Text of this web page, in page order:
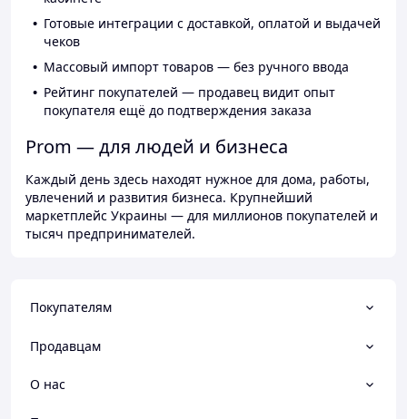
Готовые интеграции с доставкой, оплатой и выдачей
чеков
Массовый импорт товаров — без ручного ввода
Рейтинг покупателей — продавец видит опыт
покупателя ещё до подтверждения заказа
Prom — для людей и бизнеса
Каждый день здесь находят нужное для дома, работы,
увлечений и развития бизнеса. Крупнейший
маркетплейс Украины — для миллионов покупателей и
тысяч предпринимателей.
Покупателям
Продавцам
О нас